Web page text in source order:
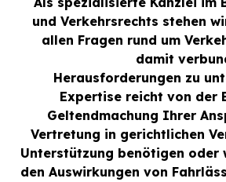
und Verkehrsrechts stehen
allen Fragen rund um
damit
Herausforderungen zu
Expertise reicht von der
Geltendmachung Ihrer
Vertretung in gerichtlichen
Unterstützung benötigen oder
den Auswirkungen von